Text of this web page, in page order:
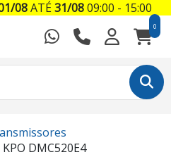
0
KPO DMC520E4
08ATÉ31/0809:00 - 15:00